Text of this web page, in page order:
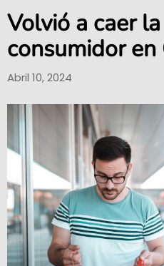
Volvió a caer
consumidor
Abril 10, 2024